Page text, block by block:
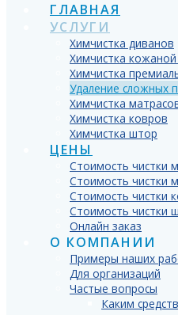
ГЛАВНАЯ
УСЛУГИ
Химчистка диванов
Химчистка
Химчистка
Удаление сложных
Химчистка
Химчистка ковров
Химчистка штор
ЦЕНЫ
Стоимость чистки
Стоимость чистки
Стоимость чистки
Стоимость чистки
Онлайн заказ
О КОМПАНИИ
Примеры наших
Для организаций
Частые вопросы
Каким